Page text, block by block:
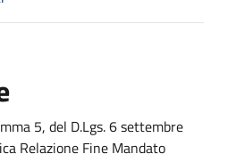
5, del D.Lgs. 6 settembre
Relazione Fine Mandato